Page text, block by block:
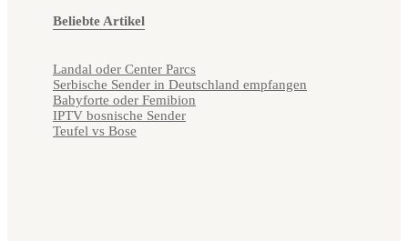
Beliebte Artikel
Landal oder Center Parcs
Serbische Sender in Deutschland empfangen
Babyforte oder Femibion
IPTV bosnische Sender
Teufel vs Bose